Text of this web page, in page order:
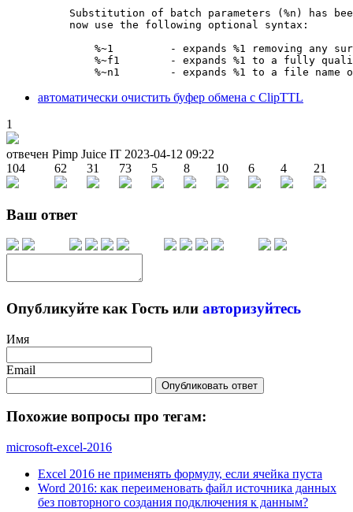
Substitution of batch parameters (%n) has
now use the following optional syntax:
%~1         - expands %1 removing any
%~f1        - expands %1 to a fully
автоматически очистить буфер обмена с ClipTTL
1
отвечен Pimp Juice IT 2023-04-12 09:22
104
62 31 73 5 8 10 6 4 21
Ваш ответ
Опубликуйте как Гость или авторизуйтесь
Имя
Email
Опубликовать ответ
Похожие вопросы про тегам:
microsoft-excel-2016
Excel 2016 не применять формулу, если ячейка пуста
Word 2016: как переименовать файл источника данных
без повторного создания подключения к данным?